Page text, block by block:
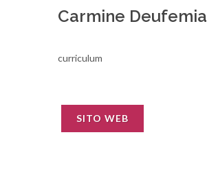
Carmine Deufemia
curriculum
SITO WEB